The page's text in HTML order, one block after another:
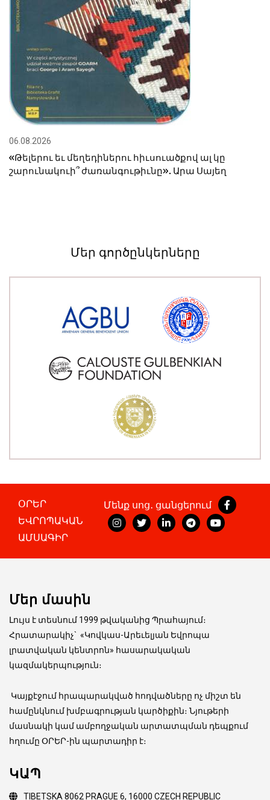
06.08.2026
«Թելերու եւ մեղեդիներու հիւսուածքով ալ կը
շարունակուի՞ ժառանգութիւնը». Արա Սայեղ
Մեր գործընկերները
ՕՐԵՐ
ԵՎՐՈՊԱԿԱՆ
ԱՄՍԱԳԻՐ
Մենք սոց․ ցանցերում
Մեր մասին
Լույս է տեսնում 1999 թվականից Պրահայում։
Հրատարակիչ` «Կովկաս-Արեւելյան Եվրոպա
լրատվական կենտրոն» հասարակական
կազմակերպություն։
Կայքէջում հրապարակված հոդվածները ոչ միշտ են
համընկնում խմբագրության կարծիքին։ Նյութերի
մասնակի կամ ամբողջական արտատպման դեպքում
հղումը ՕՐԵՐ-ին պարտադիր է։
ԿԱՊ
TIBETSKA 8062 PRAGUE 6, 16000 CZECH REPUBLIC